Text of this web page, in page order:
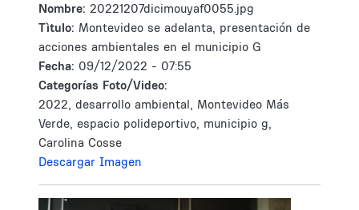
Nombre: 20221207dicimouyaf0055.jpg
Tìtulo: Montevideo se adelanta, presentación de
acciones ambientales en el municipio G
Fecha: 09/12/2022 - 07:55
Categorías Foto/Video:
2022, desarrollo ambiental, Montevideo Más
Verde, espacio polideportivo, municipio g,
Carolina Cosse
Descargar Imagen